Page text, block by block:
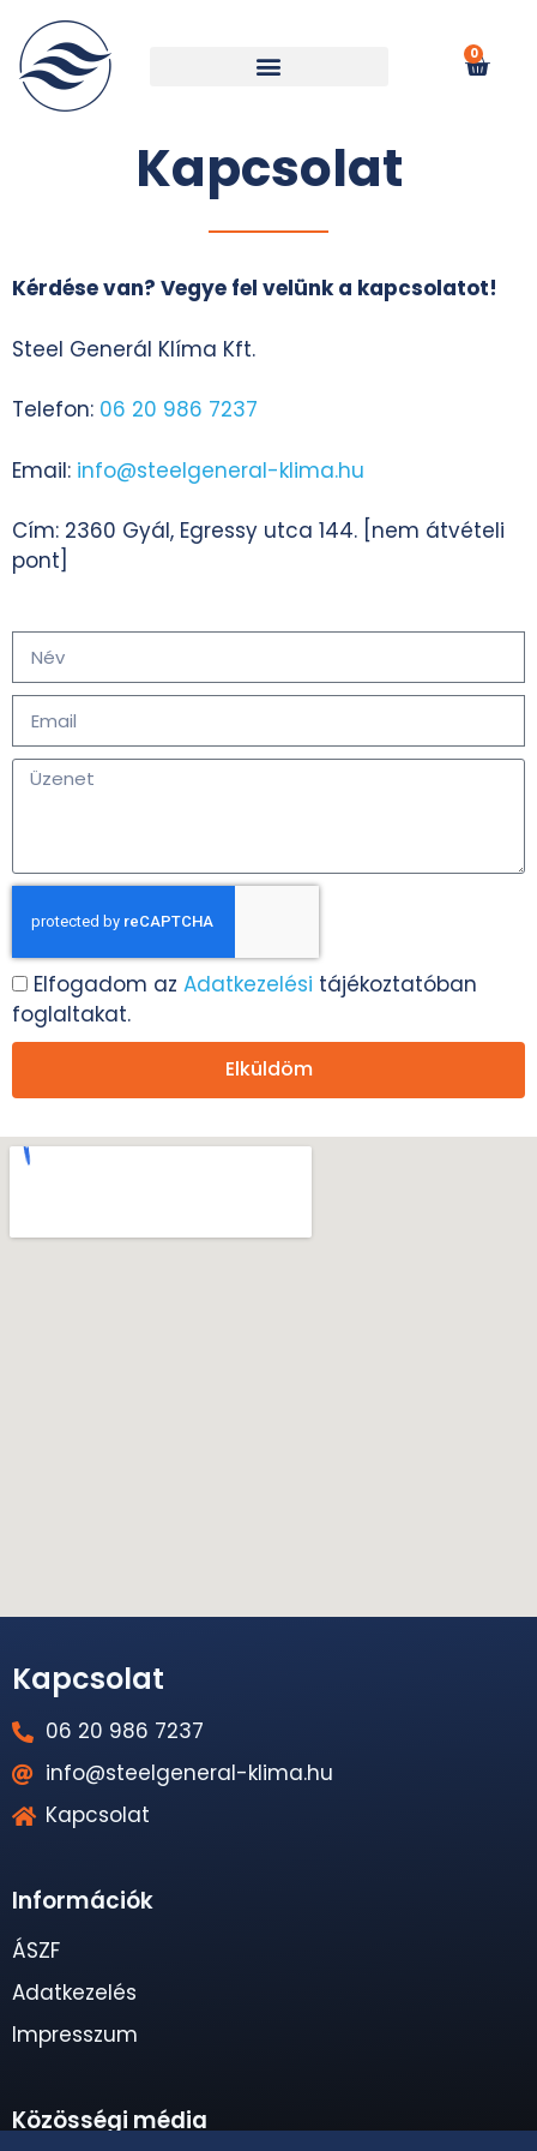
0
Kapcsolat
Kérdése van? Vegye fel velünk a kapcsolatot!
Steel Generál Klíma Kft.
Telefon: 06 20 986 7237
Email: info@steelgeneral-klima.hu
Cím: 2360 Gyál, Egressy utca 144. [nem átvételi
pont]
Elfogadom az Adatkezelési tájékoztatóban
foglaltakat.
Elküldöm
Kapcsolat
06 20 986 7237
info@steelgeneral-klima.hu
Kapcsolat
Információk
ÁSZF
Adatkezelés
Impresszum
Közösségi média